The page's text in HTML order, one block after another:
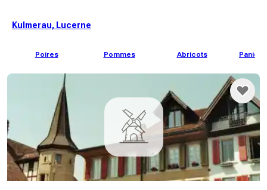
Kulmerau, Lucerne
Poires Pommes Abricots Panier